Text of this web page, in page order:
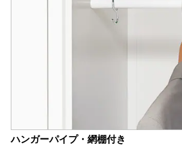
ハンガーパイプ・網棚付き